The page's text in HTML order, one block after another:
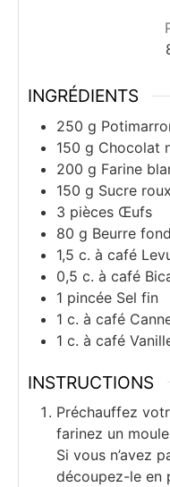
INGRÉDIENTS
250 g
150 g Chocolat
200 g Farine
150 g Sucre roux
3 pièces Œufs
80 g Beurre
1,5 c. à café
0,5 c. à café
1 pincée Sel fin
1 c. à café
1 c. à café
INSTRUCTIONS
Préchauffez
farinez un
Si vous n’avez
découpez-le en